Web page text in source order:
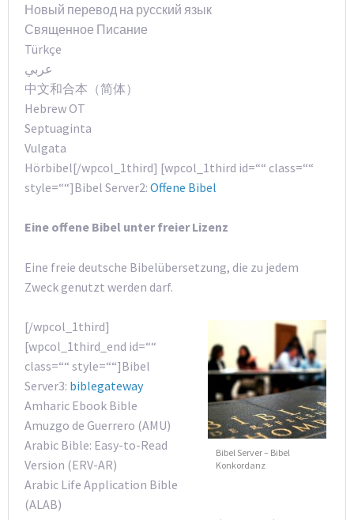
Новый перевод на русский язык
Священное Писание
Türkçe
عربي
中文和合本（简体）
Hebrew OT
Septuaginta
Vulgata
Hörbibel[/wpcol_1third] [wpcol_1third id=““ class=““
style=““]Bibel Server2: Offene Bibel
Eine offene Bibel unter freier Lizenz
Eine freie deutsche Bibelübersetzung, die zu jedem
Zweck genutzt werden darf.
Bibel Server – Bibel
Konkordanz
[/wpcol_1third]
[wpcol_1third_end id=““
class=““ style=““]Bibel
Server3: biblegateway
Amharic Ebook Bible
Amuzgo de Guerrero (AMU)
Arabic Bible: Easy-to-Read
Version (ERV-AR)
Arabic Life Application Bible
(ALAB)